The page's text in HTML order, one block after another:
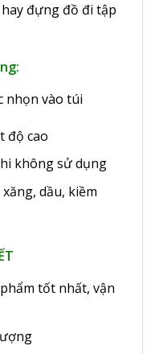
đựng đồ đi tập
nhọn vào túi
độ cao
không sử dụng
dầu, kiềm
tốt nhất, vận